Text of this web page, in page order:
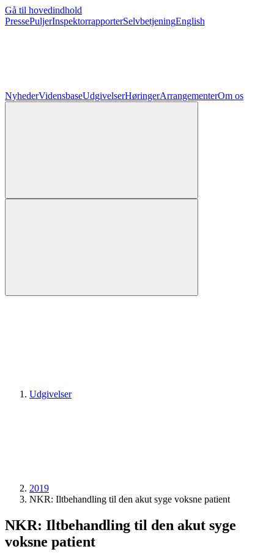
Gå til hovedindhold
PressePuljerInspektorrapporterSelvbetjeningEnglish
NyhederVidensbaseUdgivelserHøringerArrangementerOm os
Udgivelser
2019
NKR: Iltbehandling til den akut syge voksne patient
NKR: Iltbehandling til den akut syge
voksne patient